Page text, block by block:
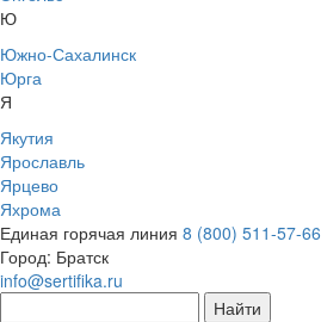
Ю
Южно-Сахалинск
Юрга
Я
Якутия
Ярославль
Ярцево
Яхрома
Единая горячая линия 8 (800) 511-57-66
Город: Братск
info@sertifika.ru